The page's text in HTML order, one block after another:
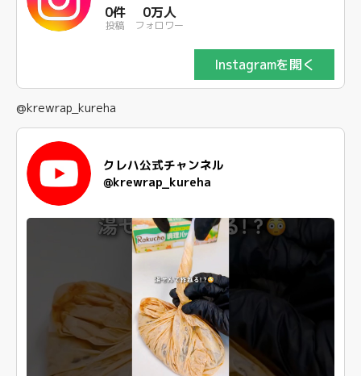
0件
投稿
0万人
フォロワー
Instagramを開く
@krewrap_kureha
クレハ公式チャンネル
@krewrap_kureha